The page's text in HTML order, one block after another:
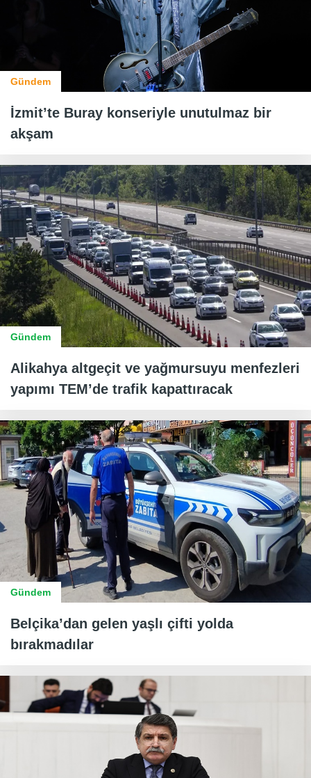
Gündem
İzmit’te Buray konseriyle unutulmaz bir
akşam
Gündem
Alikahya altgeçit ve yağmursuyu menfezleri
yapımı TEM’de trafik kapattıracak
Gündem
Belçika’dan gelen yaşlı çifti yolda
bırakmadılar